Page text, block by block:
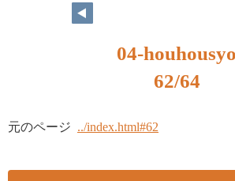
04-houhousyo
62/64
元のページ ../index.html#62